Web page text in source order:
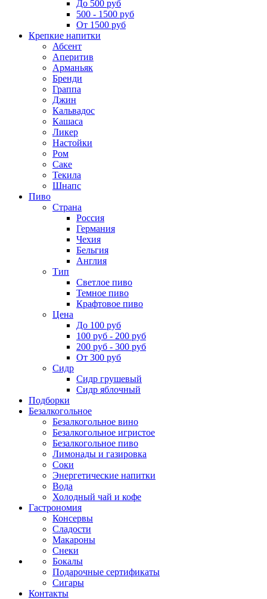
До 500 руб
500 - 1500 руб
От 1500 руб
Крепкие напитки
Абсент
Аперитив
Арманьяк
Бренди
Граппа
Джин
Кальвадос
Кашаса
Ликер
Настойки
Ром
Саке
Текила
Шнапс
Пиво
Страна
Россия
Германия
Чехия
Бельгия
Англия
Тип
Светлое пиво
Темное пиво
Крафтовое пиво
Цена
До 100 руб
100 руб - 200 руб
200 руб - 300 руб
От 300 руб
Сидр
Сидр грушевый
Сидр яблочный
Подборки
Безалкогольное
Безалкогольное вино
Безалкогольное игристое
Безалкогольное пиво
Лимонады и газировка
Соки
Энергетические напитки
Вода
Холодный чай и кофе
Гастрономия
Консервы
Сладости
Макароны
Снеки
Бокалы
Подарочные сертификаты
Сигары
Контакты